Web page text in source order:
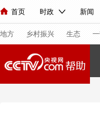
首页 时政 新闻
人民领袖习近平 联播+ 中
直播 栏目大全
海外频道 iPanda English
地方 乡村振兴 生态
总台春晚 网络春晚